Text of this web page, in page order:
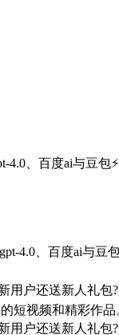
4.0、百度ai与
4.0、百度ai与
用户还送新人
短视频和精彩作品
用户还送新人